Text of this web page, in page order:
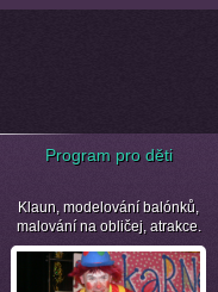
Program pro děti
Klaun, modelování balónků,
malování na obličej, atrakce.